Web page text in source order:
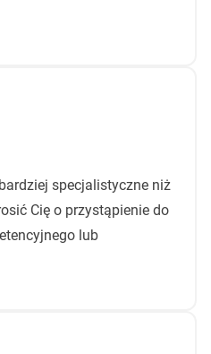
specjalistyczne niż
Cię o przystąpienie do
lub